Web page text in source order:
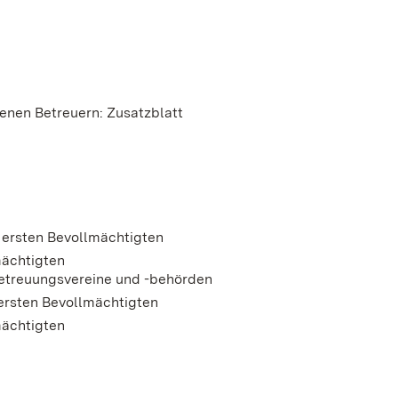
Betreuern: Zusatzblatt
ersten Bevollmächtigten
und -behörden
Bevollmächtigten